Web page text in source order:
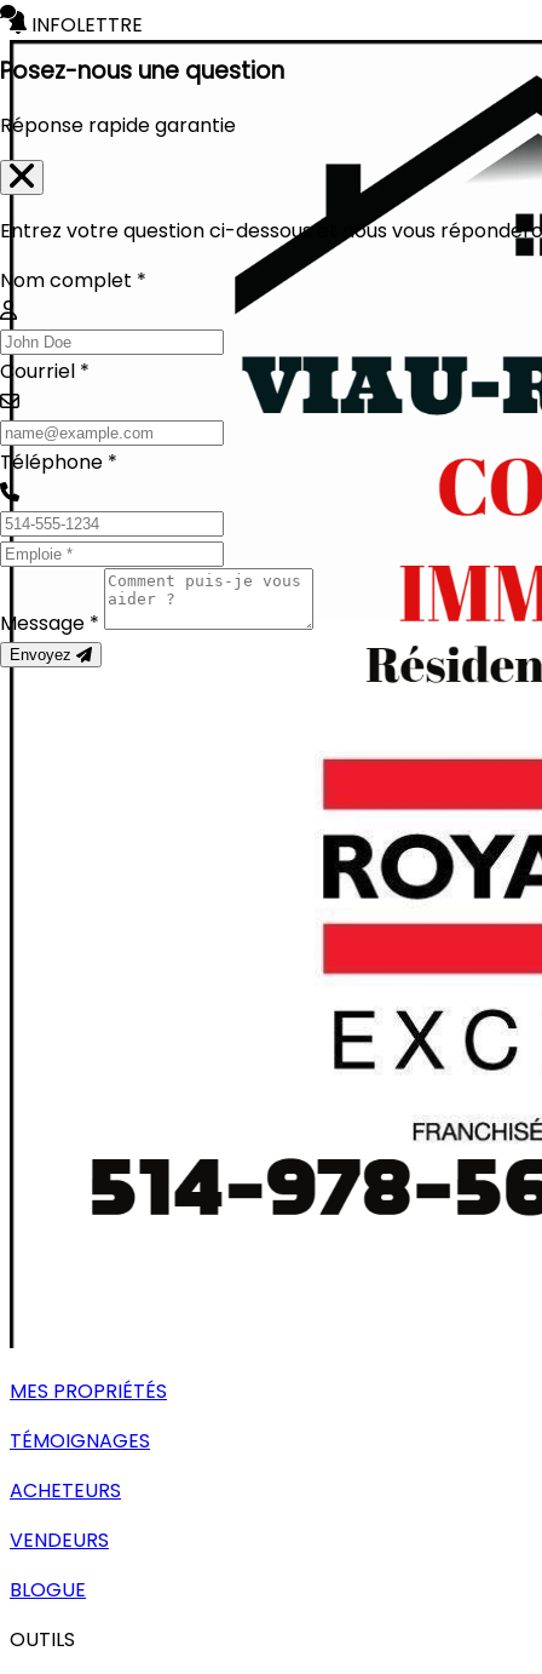
INFOLETTRE
MES PROPRIÉTÉS
TÉMOIGNAGES
ACHETEURS
VENDEURS
BLOGUE
OUTILS
Posez-nous une question
Réponse rapide garantie
Entrez votre question ci-dessous et nous vous
Nom complet *
Courriel *
Téléphone *
Message *
Envoyez